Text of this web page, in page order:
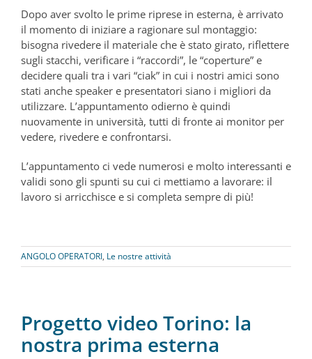
Dopo aver svolto le prime riprese in esterna, è arrivato
il momento di iniziare a ragionare sul montaggio:
bisogna rivedere il materiale che è stato girato, riflettere
sugli stacchi, verificare i “raccordi”, le “coperture” e
decidere quali tra i vari “ciak” in cui i nostri amici sono
stati anche speaker e presentatori siano i migliori da
utilizzare. L’appuntamento odierno è quindi
nuovamente in università, tutti di fronte ai monitor per
vedere, rivedere e confrontarsi.
L’appuntamento ci vede numerosi e molto interessanti e
validi sono gli spunti su cui ci mettiamo a lavorare: il
lavoro si arricchisce e si completa sempre di più!
ANGOLO OPERATORI, Le nostre attività
Progetto video Torino: la
nostra prima esterna